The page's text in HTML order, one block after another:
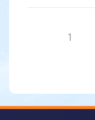
的《鬼吹灯》
10部作品独家
即在其经营的“
1